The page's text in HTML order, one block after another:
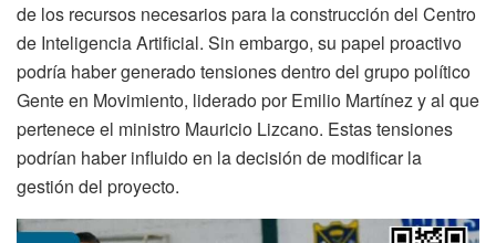
de los recursos necesarios para la construcción del Centro
de Inteligencia Artificial. Sin embargo, su papel proactivo
podría haber generado tensiones dentro del grupo político
Gente en Movimiento, liderado por Emilio Martínez y al que
pertenece el ministro Mauricio Lizcano. Estas tensiones
podrían haber influido en la decisión de modificar la
gestión del proyecto.